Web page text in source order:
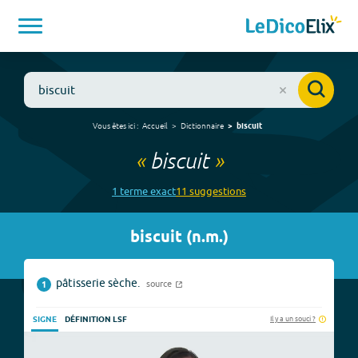
Vous êtes ici : Accueil Dictionnaire biscuit
« biscuit»
1 termeexact11 suggestions
biscuit(n.m.)
1 pâtisserie sèche. source
SIGNE DÉFINITION LSF Il y a un souci ?